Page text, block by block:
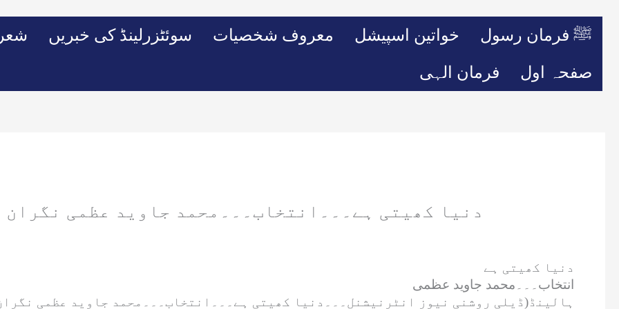
سوئٹزرلینڈ کی خبریں معروف شخصیات خواتین اسپیشل ﷺ فرمان رسول
فرمان الہی صفحہ اول
دنیا کھیتی ہے۔۔۔انتخاب۔۔۔محمد جاوید عظمی
دنیا کھیتی ہے
انتخاب۔۔۔محمد جاوید عظمی
ہالینڈ(ڈیلی روشنی نیوز انٹرنیشنل۔۔۔دنیا کھیتی ہے۔۔۔
انتخاب۔۔۔محمد جاوید عظمی